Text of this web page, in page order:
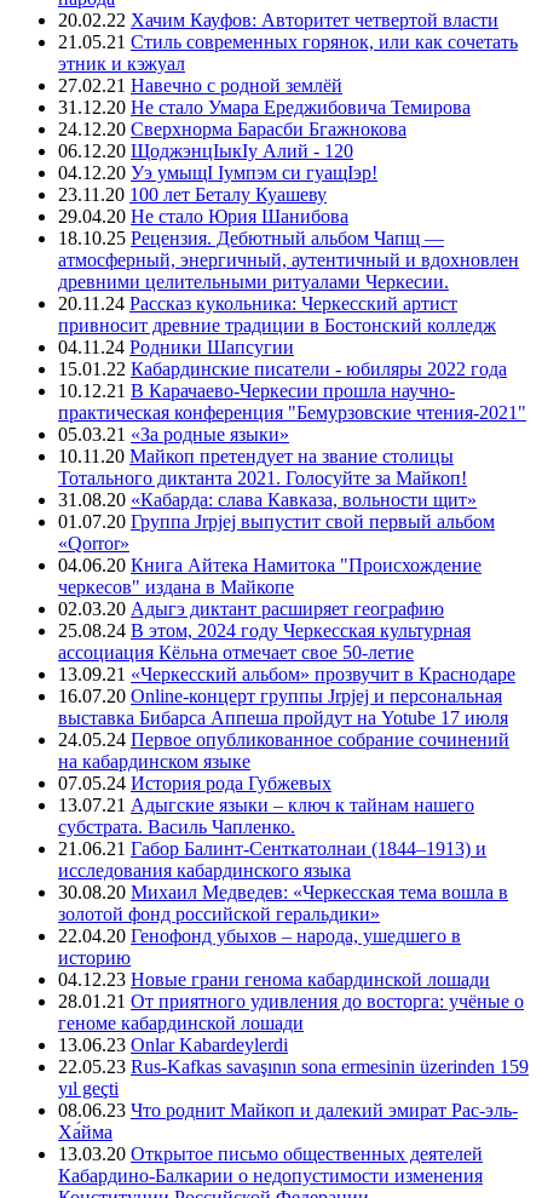
20.02.22 Хачим Кауфов: Авторитет четвертой власти
21.05.21 Стиль современных горянок, или как сочетать
этник и кэжуал
27.02.21 Навечно с родной землёй
31.12.20 Не стало Умара Ереджибовича Темирова
24.12.20 Сверхнорма Барасби Бгажнокова
06.12.20 ЩоджэнцIыкIу Алий - 120
04.12.20 Уэ умыщI Iумпэм си гуащIэр!
23.11.20 100 лет Беталу Куашеву
29.04.20 Не стало Юрия Шанибова
18.10.25 Рецензия. Дебютный альбом Чапщ —
атмосферный, энергичный, аутентичный и вдохновлен
древними целительными ритуалами Черкесии.
20.11.24 Рассказ кукольника: Черкесский артист
привносит древние традиции в Бостонский колледж
04.11.24 Родники Шапсугии
15.01.22 Кабардинские писатели - юбиляры 2022 года
10.12.21 В Карачаево-Черкесии прошла научно-
практическая конференция "Бемурзовские чтения-2021"
05.03.21 «За родные языки»
10.11.20 Майкоп претендует на звание столицы
Тотального диктанта 2021. Голосуйте за Майкоп!
31.08.20 «Кабарда: слава Кавказа, вольности щит»
01.07.20 Группа Jrpjej выпустит свой первый альбом
«Qorror»
04.06.20 Книга Айтека Намитока "Происхождение
черкесов" издана в Майкопе
02.03.20 Адыгэ диктант расширяет географию
25.08.24 В этом, 2024 году Черкесская культурная
ассоциация Кёльна отмечает свое 50-летие
13.09.21 «Черкесский альбом» прозвучит в Краснодаре
16.07.20 Online-концерт группы Jrpjej и персональная
выставка Бибарса Аппеша пройдут на Yotube 17 июля
24.05.24 Первое опубликованное собрание сочинений
на кабардинском языке
07.05.24 История рода Губжевых
13.07.21 Адыгские языки – ключ к тайнам нашего
субстрата. Василь Чапленко.
21.06.21 Габор Балинт-Сенткатолнаи (1844–1913) и
исследования кабардинского языка
30.08.20 Михаил Медведев: «Черкесская тема вошла в
золотой фонд российской геральдики»
22.04.20 Генофонд убыхов – народа, ушедшего в
историю
04.12.23 Новые грани генома кабардинской лошади
28.01.21 От приятного удивления до восторга: учёные о
геноме кабардинской лошади
13.06.23 Onlar Kabardeylerdi
22.05.23 Rus-Kafkas savaşının sona ermesinin üzerinden 159
yıl geçti
08.06.23 Что роднит Майкоп и далекий эмират Рас-эль-
Ха́йма
13.03.20 Открытое письмо общественных деятелей
Кабардино-Балкарии о недопустимости изменения